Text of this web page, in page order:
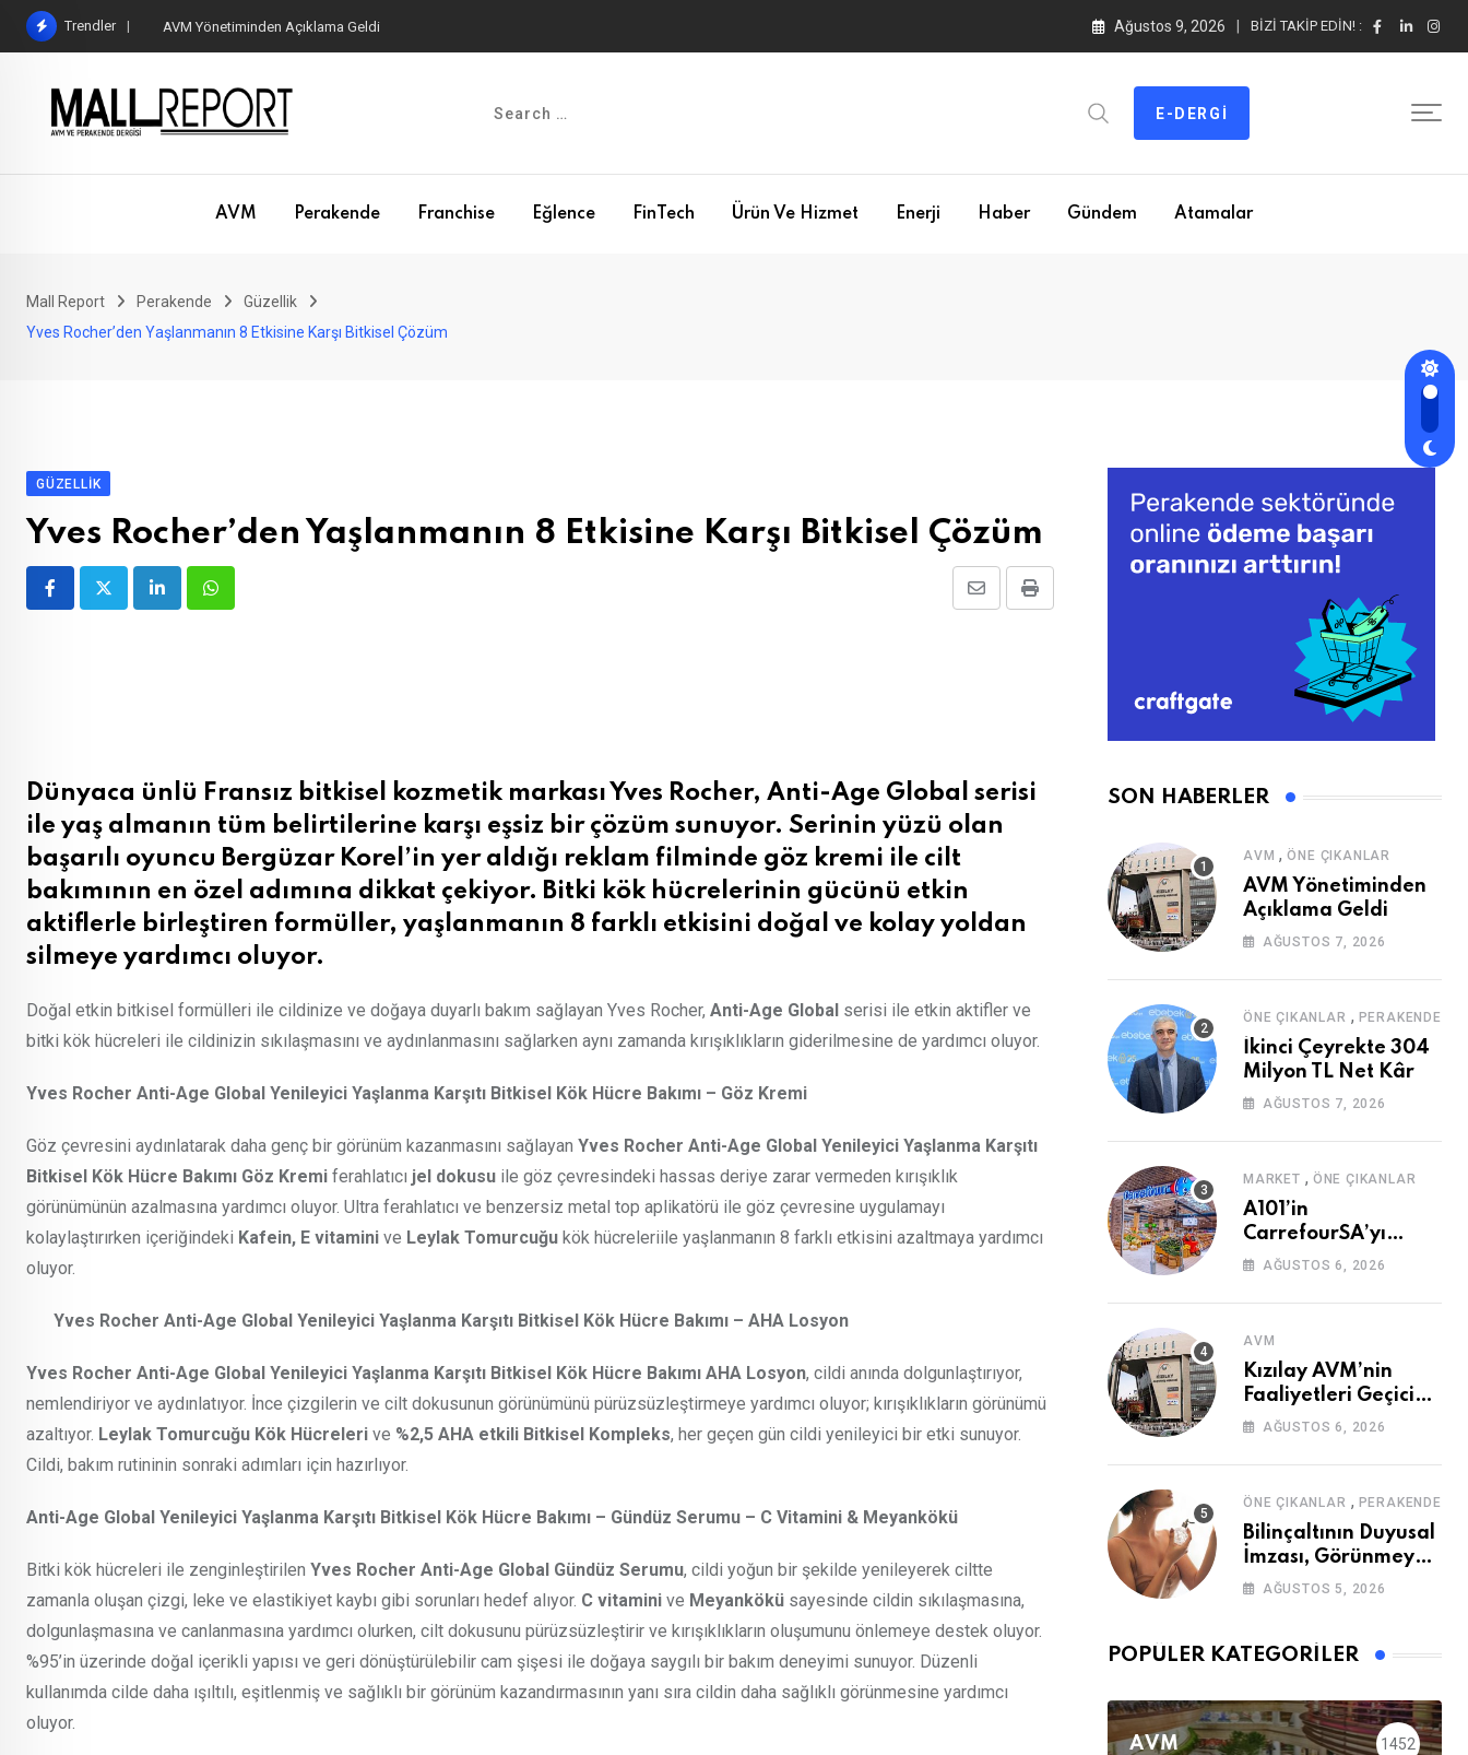
Skip
Trendler AVM Yönetiminden Açıklama Geldi Ağustos 9, 2026 BIZI TAKIP EDIN! :
E-DERGI
AVM Perakende Franchise Eğlence FinTech Ürün Ve Hizmet Enerji Haber Gündem Atamalar
Mall Report Perakende
Güzellik
Yves Rocher’den Yaşlanmanın 8 Etkisine Karşı Bitkisel Çözüm
GÜZELLIK
Yves Rocher’den Yaşlanmanın 8 Etkisine Karşı Bitkisel Çözüm
LinkedInWhatsapp Print
Share
Dünyaca ünlü Fransız bitkisel kozmetik markası Yves Rocher, Anti-Age Global serisi
ile yaş almanın tüm belirtilerine karşı eşsiz bir çözüm sunuyor. Serinin yüzü olan
başarılı oyuncu Bergüzar Korel’in yer aldığı reklam filminde göz kremi ile cilt
bakımının en özel adımına dikkat çekiyor. Bitki kök hücrelerinin gücünü etkin
aktiflerle birleştiren formüller, yaşlanmanın 8 farklı etkisini doğal ve kolay yoldan
silmeye yardımcı oluyor.
Doğal etkin bitkisel formülleri ile cildinize ve doğaya duyarlı bakım sağlayan Yves Rocher, Anti-Age Global serisi ile etkin aktifler ve
bitki kök hücreleri ile cildinizin sıkılaşmasını ve aydınlanmasını sağlarken aynı zamanda kırışıklıkların giderilmesine de yardımcı oluyor.
Yves Rocher Anti-Age Global Yenileyici Yaşlanma Karşıtı Bitkisel Kök Hücre Bakımı – Göz Kremi
Göz çevresini aydınlatarak daha genç bir görünüm kazanmasını sağlayan Yves Rocher Anti-Age Global Yenileyici Yaşlanma Karşıtı
Bitkisel Kök Hücre Bakımı Göz Kremi ferahlatıcı jel dokusu ile göz çevresindeki hassas deriye zarar vermeden kırışıklık
görünümünün azalmasına yardımcı oluyor. Ultra ferahlatıcı ve benzersiz metal top aplikatörü ile göz çevresine uygulamayı
kolaylaştırırken içeriğindeki Kafein, E vitamini ve Leylak Tomurcuğu kök hücreleriile yaşlanmanın 8 farklı etkisini azaltmaya yardımcı
oluyor.
Yves Rocher Anti-Age Global Yenileyici Yaşlanma Karşıtı Bitkisel Kök Hücre Bakımı – AHA Losyon
Yves Rocher Anti-Age Global Yenileyici Yaşlanma Karşıtı Bitkisel Kök Hücre Bakımı AHA Losyon, cildi anında dolgunlaştırıyor,
nemlendiriyor ve aydınlatıyor. İnce çizgilerin ve cilt dokusunun görünümünü pürüzsüzleştirmeye yardımcı oluyor; kırışıklıkların görünümü
azaltıyor. Leylak Tomurcuğu Kök Hücreleri ve %2,5 AHA etkili Bitkisel Kompleks, her geçen gün cildi yenileyici bir etki sunuyor.
Cildi, bakım rutininin sonraki adımları için hazırlıyor.
Anti-Age Global Yenileyici Yaşlanma Karşıtı Bitkisel Kök Hücre Bakımı – Gündüz Serumu – C Vitamini & Meyankökü
Bitki kök hücreleri ile zenginleştirilen Yves Rocher Anti-Age Global Gündüz Serumu, cildi yoğun bir şekilde yenileyerek ciltte
zamanla oluşan çizgi, leke ve elastikiyet kaybı gibi sorunları hedef alıyor. C vitamini ve Meyankökü sayesinde cildin sıkılaşmasına,
dolgunlaşmasına ve canlanmasına yardımcı olurken, cilt dokusunu pürüzsüzleştirir ve kırışıklıkların oluşumunu önlemeye destek oluyor.
%95’in üzerinde doğal içerikli yapısı ve geri dönüştürülebilir cam şişesi ile doğaya saygılı bir bakım deneyimi sunuyor. Düzenli
kullanımda cilde daha ışıltılı, eşitlenmiş ve sağlıklı bir görünüm kazandırmasının yanı sıra cildin daha sağlıklı görünmesine yardımcı
oluyor.
SON HABERLER
AVM ,ÖNE ÇIKANLAR
AVM Yönetiminden
Açıklama Geldi
AĞUSTOS 7, 2026
ÖNE ÇIKANLAR , PERAKENDE
İkinci Çeyrekte 304
Milyon TL Net Kâr
AĞUSTOS 7, 2026
MARKET , ÖNE ÇIKANLAR
A101’in
CarrefourSA’yı
Devralmasına Şartlı
AĞUSTOS 6, 2026
AVM
Kızılay AVM’nin
Faaliyetleri Geçici
Olarak Durduruldu
AĞUSTOS 6, 2026
ÖNE ÇIKANLAR , PERAKENDE
Bilinçaltının Duyusal
İmzası, Görünmeyen
GüçAĞUSTOS 5, 2026
POPÜLER KATEGORILER
AVM 1452